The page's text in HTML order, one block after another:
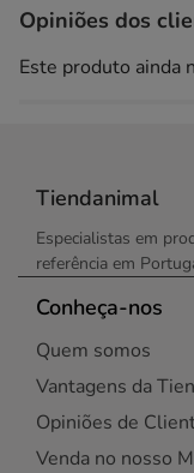
Opiniões dos
Este produto ainda
Tiendanimal
Especialistas em
referência em
Conheça-nos
Quem somos
Vantagens da
Opiniões de
Venda no nosso